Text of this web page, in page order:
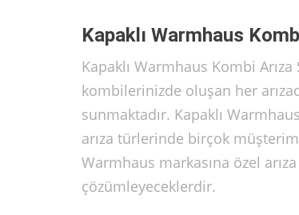
Kapaklı Warmhaus
Kapaklı Warmhaus Kombi
kombilerinizde oluşan her
sunmaktadır. Kapaklı
arıza türlerinde birçok
Warmhaus markasına özel
çözümleyeceklerdir.